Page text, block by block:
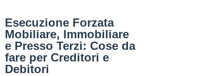
Esecuzione Forzata
Mobiliare, Immobiliare
e Presso Terzi: Cose da
fare per Creditori e
Debitori